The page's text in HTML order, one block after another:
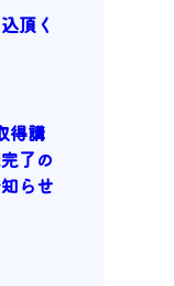
頂く
得講
了の
らせ